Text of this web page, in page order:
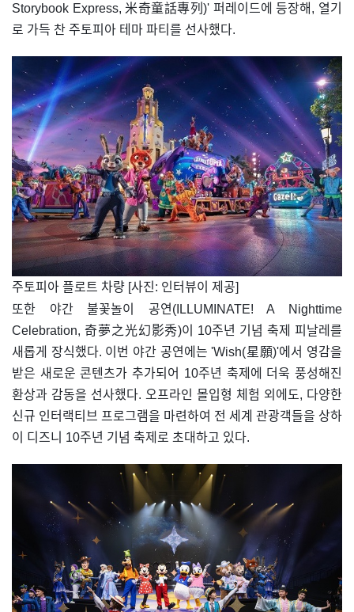
Storybook Express, 米奇童話專列)' 퍼레이드에 등장해, 열기
로 가득 찬 주토피아 테마 파티를 선사했다.
​주토피아 플로트 차량 [사진: 인터뷰이 제공]
또한 야간 불꽃놀이 공연(ILLUMINATE! A Nighttime
Celebration, 奇夢之光幻影秀)이 10주년 기념 축제 피날레를
새롭게 장식했다. 이번 야간 공연에는 'Wish(星願)'에서 영감을
받은 새로운 콘텐츠가 추가되어 10주년 축제에 더욱 풍성해진
환상과 감동을 선사했다. 오프라인 몰입형 체험 외에도, 다양한
신규 인터랙티브 프로그램을 마련하여 전 세계 관광객들을 상하
이 디즈니 10주년 기념 축제로 초대하고 있다.